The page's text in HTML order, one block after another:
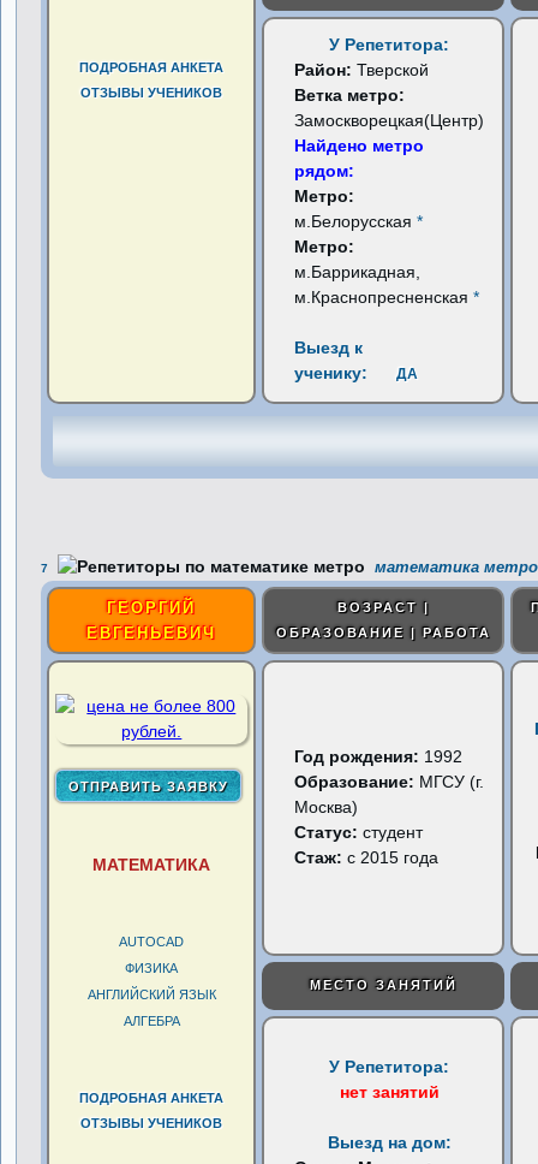
ПОДРОБНАЯ АНКЕТА
ОТЗЫВЫ УЧЕНИКОВ
У Репетитора:
Район:Тверской
Ветка метро:
Замоскворецкая(Центр)
Найдено метро
рядом:
Метро:
м.Белорусская*
Метро:
м.Баррикадная,
м.Краснопресненская*
Выезд к
ученику:
ДА
7 математика метро
ГЕОРГИЙ
ЕВГЕНЬЕВИЧ
ВОЗРАСТ |
ОБРАЗОВАНИЕ | РАБОТА
МАТЕМАТИКА
AUTOCAD
ФИЗИКА
АНГЛИЙСКИЙ ЯЗЫК
АЛГЕБРА
ПОДРОБНАЯ АНКЕТА
ОТЗЫВЫ УЧЕНИКОВ
Год рождения: 1992
Образование: МГСУ (г.
Москва)
Статус:студент
Стаж: с 2015 года
МЕСТО ЗАНЯТИЙ
У Репетитора:
нет занятий
Выезд на дом: